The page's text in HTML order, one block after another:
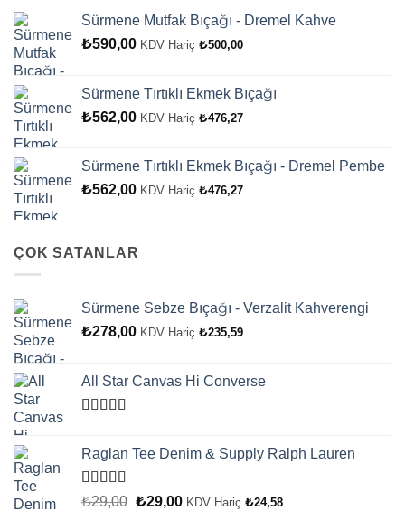
Sürmene Mutfak Bıçağı - Dremel Kahve
₺590,00 KDV Hariç ₺500,00
Sürmene Tırtıklı Ekmek Bıçağı
₺562,00 KDV Hariç ₺476,27
Sürmene Tırtıklı Ekmek Bıçağı - Dremel Pembe
₺562,00 KDV Hariç ₺476,27
ÇOK SATANLAR
Sürmene Sebze Bıçağı - Verzalit Kahverengi
₺278,00 KDV Hariç ₺235,59
All Star Canvas Hi Converse
4.33oy
aldı
Raglan Tee Denim & Supply Ralph Lauren
5 üzerinden
oy aldı
₺29,00 Orijinal
₺29,00Şu
KDV Hariç ₺24,58